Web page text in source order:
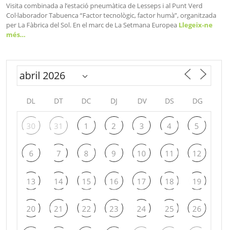
Visita combinada a l’estació pneumàtica de Lesseps i al Punt Verd
Col·laborador Tabuenca “Factor tecnològic, factor humà”, organitzada
per La Fàbrica del Sol. En el marc de La Setmana Europea Llegeix-ne
més…
DL DT DC DJ DV DS DG
30 31 1 2 3 4 5
6 7 8 9 10 11 12
13 14 15 16 17 18 19
20 21 22 23 24 25 26